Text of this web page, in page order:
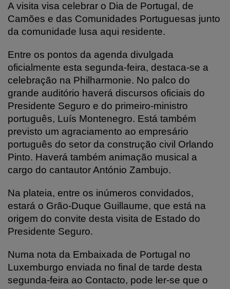
A visita visa celebrar o Dia de Portugal, de
Camões e das Comunidades Portuguesas junto
da comunidade lusa aqui residente.
Entre os pontos da agenda divulgada
oficialmente esta segunda-feira, destaca-se a
celebração na Philharmonie. No palco do
grande auditório haverá discursos oficiais do
Presidente Seguro e do primeiro-ministro
português, Luís Montenegro. Está também
previsto um agraciamento ao empresário
português do setor da construção civil Orlando
Pinto. Haverá também animação musical a
cargo do cantautor António Zambujo.
Na plateia, entre os inúmeros convidados,
estará o Grão-Duque Guillaume, que está na
origem do convite desta visita de Estado do
Presidente Seguro.
Numa nota da Embaixada de Portugal no
Luxemburgo enviada no final de tarde desta
segunda-feira ao Contacto, pode ler-se que o